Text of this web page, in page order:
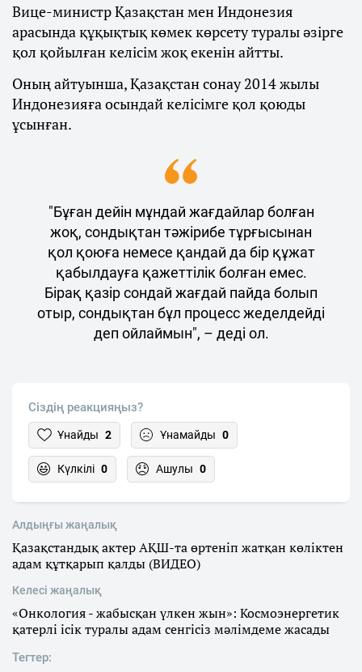
Вице-министр Қазақстан мен Индонезия
арасында құқықтық көмек көрсету туралы әзірге
қол қойылған келісім жоқ екенін айтты.
Оның айтуынша, Қазақстан сонау 2014 жылы
Индонезияға осындай келісімге қол қоюды
ұсынған.
"Бұған дейін мұндай жағдайлар болған
жоқ, сондықтан тәжірибе тұрғысынан
қол қоюға немесе қандай да бір құжат
қабылдауға қажеттілік болған емес.
Бірақ қазір сондай жағдай пайда болып
отыр, сондықтан бұл процесс жеделдейді
деп ойлаймын", – деді ол.
Сіздің реакцияңыз?
Ұнайды 2 Ұнамайды 0
Күлкілі 0 Ашулы 0
Алдыңғы жаңалық
Қазақстандық актер АҚШ-та өртеніп жатқан көліктен
адам құтқарып қалды (ВИДЕО)
Келесі жаңалық
«Онкология - жабысқан үлкен жын»: Космоэнергетик
қатерлі ісік туралы адам сенгісіз мәлімдеме жасады
Тегтер: